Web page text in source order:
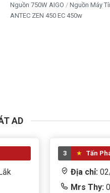
Nguồn 750W AIGO
Nguồn Máy
ANTEC ZEN 450 EC 450w
AD
3 Tấn
Địa chỉ:
Mrs Thy: